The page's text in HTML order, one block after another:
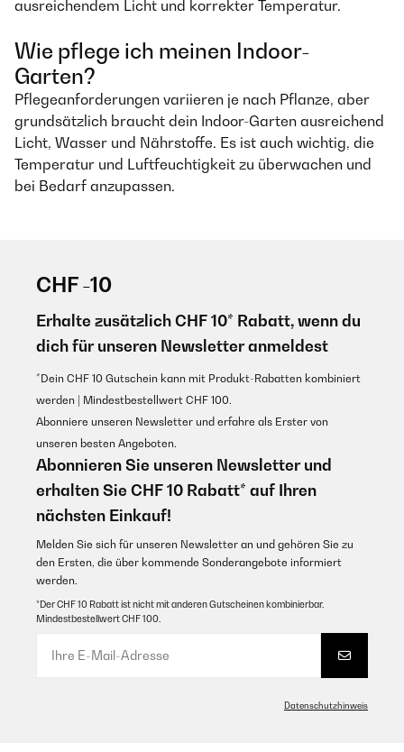
ausreichendem Licht und korrekter Temperatur.
Wie pflege ich meinen Indoor-
Garten?
Pflegeanforderungen variieren je nach Pflanze, aber
grundsätzlich braucht dein Indoor-Garten ausreichend
Licht, Wasser und Nährstoffe. Es ist auch wichtig, die
Temperatur und Luftfeuchtigkeit zu überwachen und
bei Bedarf anzupassen.
CHF -10
Erhalte zusätzlich CHF 10* Rabatt, wenn du
dich für unseren Newsletter anmeldest
*Dein CHF 10 Gutschein kann mit Produkt-Rabatten kombiniert
werden | Mindestbestellwert CHF 100.
Abonniere unseren Newsletter und erfahre als Erster von
unseren besten Angeboten.
Abonnieren Sie unseren Newsletter und
erhalten Sie CHF 10 Rabatt* auf Ihren
nächsten Einkauf!
Melden Sie sich für unseren Newsletter an und gehören Sie zu
den Ersten, die über kommende Sonderangebote informiert
werden.
*Der CHF 10 Rabatt ist nicht mit anderen Gutscheinen kombinierbar.
Mindestbestellwert CHF 100.
Datenschutzhinweis